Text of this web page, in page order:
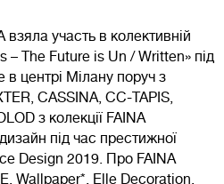
взяла участь в колективній
– The Future is Un / Written» під
в центрі Мілану поруч з
CASSINA, CC-TAPIS,
з колекції FAINA
під час престижної
Design 2019. Про FAINA
Wallpaper*, Elle Decoration,